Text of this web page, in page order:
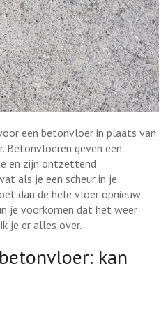
een betonvloer in plaats van
Betonvloeren geven een
en zijn ontzettend
als je een scheur in je
dan de hele vloer opnieuw
je voorkomen dat het weer
je er alles over.
kan